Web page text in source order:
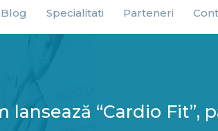
Blog Specialitati Parteneri
lansează “Cardio